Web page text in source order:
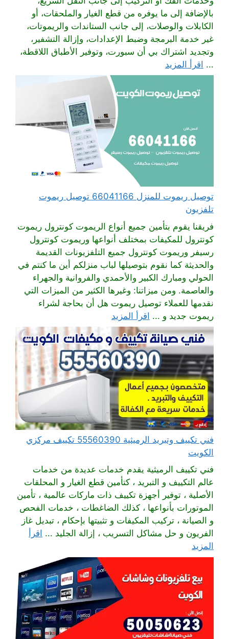
بالإضافة إلى ما يوفره من قطع الغيار والملحقات، أو
الكابلات والوصلات، إلى جانب الستاندات والريموتات،
غير خدمة البرمجة وضبط الإعدادات، وإزالة التشفير،
وتجديد اشتراك بي أن سبورت، وتوفير الأطباق اللاقطة،
... اقرأ المزيد
توصيل ريموت للمنزل 66041166 توصيل ريموت
تلفزيون
فريقنا يقوم بتأمين جميع أنواع الريموت كونترول ريموت
كونترول للمكيفات بمختلف أنواعها وريموت كونترول
رسيفر وريموت كونترول جميع التلفزيونات القديمة
والحديثة كما نقوم بتوصيلها لباب منزلكم أين ما كنتم في
الحولي ومبارك الكبير والأحمدي والفروانية والجهراء
والعاصمة. ومن ميزاتنا: وغيرها الكثير من الميزات التي
نقدمها للعملاء توصيل ريموت هل أن بحاجة لشراء
ريموت جديد و ... اقرأ المزيد
فني تكييف وتبريد الرميثية 55560390 تكييف مركزي
الكويت
فني تكييف الرميثية يقدم خدمات عديدة من خدمات
عالم التكييف و التبريد ، كتأمين قطع الغيار و المحلقات
الأصلية ، توفير أجهزة تكييف ذات ماركات عالمية ، تأمين
الموتورات بأنواعها ، كذلك الضاغطات ، خدمات الفحص
و الصيانة ، تركيب المكيفات و تثبيتها بإحكام ، تبديل غاز
الفريون و حل مشاكل التسريب ، إزالة الجليد ... اقرأ
المزيد